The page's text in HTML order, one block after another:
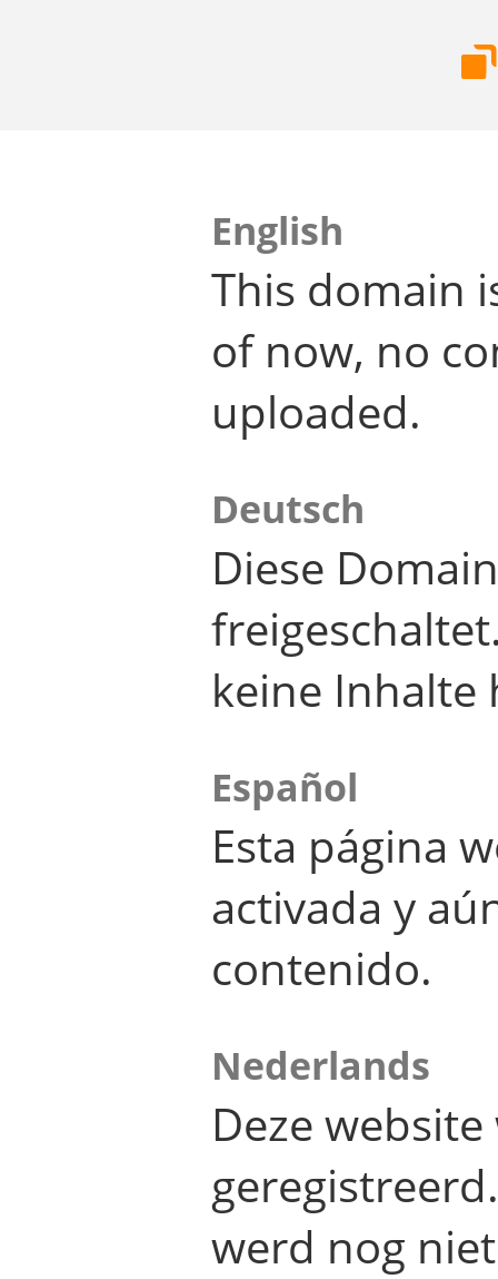
English
This domain
of now, no
uploaded.
Deutsch
Diese
keine Inhalte
Español
Esta página
activada y
contenido.
Nederlands
Deze
werd nog